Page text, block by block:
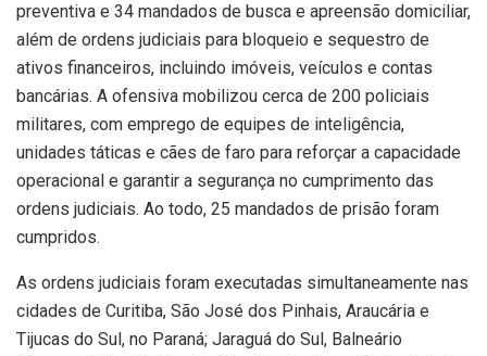
preventiva e 34 mandados de busca e apreensão domiciliar,
além de ordens judiciais para bloqueio e sequestro de
ativos financeiros, incluindo imóveis, veículos e contas
bancárias. A ofensiva mobilizou cerca de 200 policiais
militares, com emprego de equipes de inteligência,
unidades táticas e cães de faro para reforçar a capacidade
operacional e garantir a segurança no cumprimento das
ordens judiciais. Ao todo, 25 mandados de prisão foram
cumpridos.
As ordens judiciais foram executadas simultaneamente nas
cidades de Curitiba, São José dos Pinhais, Araucária e
Tijucas do Sul, no Paraná; Jaraguá do Sul, Balneário